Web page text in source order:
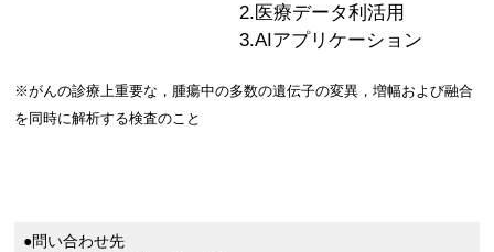
2.医療データ利活用
3.AIアプリケーション
※がんの診療上重要な，腫瘍中の多数の遺伝子の変異，増幅および融合
を同時に解析する検査のこと
●問い合わせ先